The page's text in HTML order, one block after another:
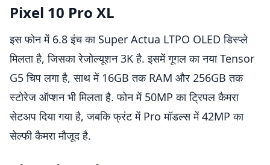
Pixel 10 Pro XL
इस फोन में 6.8 इंच का Super Actua LTPO OLED डिस्प्ले
मिलता है, जिसका रेजोल्यूशन 3K है. इसमें गूगल का नया Tensor
G5 चिप लगा है, साथ में 16GB तक RAM और 256GB तक
स्टोरेज ऑप्शन भी मिलता है. फोन में 50MP का ट्रिपल कैमरा
सेटअप दिया गया है, जबकि फ्रंट में Pro मॉडल्स में 42MP का
सेल्फी कैमरा मौजूद है.